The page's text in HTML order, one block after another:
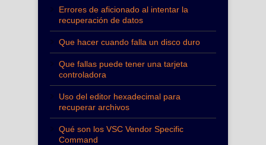
Errores de aficionado al intentar la
recuperación de datos
Que hacer cuando falla un disco duro
Que fallas puede tener una tarjeta
controladora
Uso del editor hexadecimal para
recuperar archivos
Qué son los VSC Vendor Specific
Command